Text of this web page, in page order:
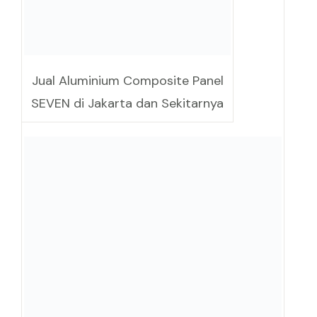
Jual Aluminium Composite Panel
SEVEN di Jakarta dan Sekitarnya